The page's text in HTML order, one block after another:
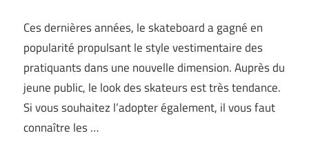
Ces dernières années, le skateboard a gagné en
popularité propulsant le style vestimentaire des
pratiquants dans une nouvelle dimension. Auprès du
jeune public, le look des skateurs est très tendance.
Si vous souhaitez l’adopter également, il vous faut
connaître les …